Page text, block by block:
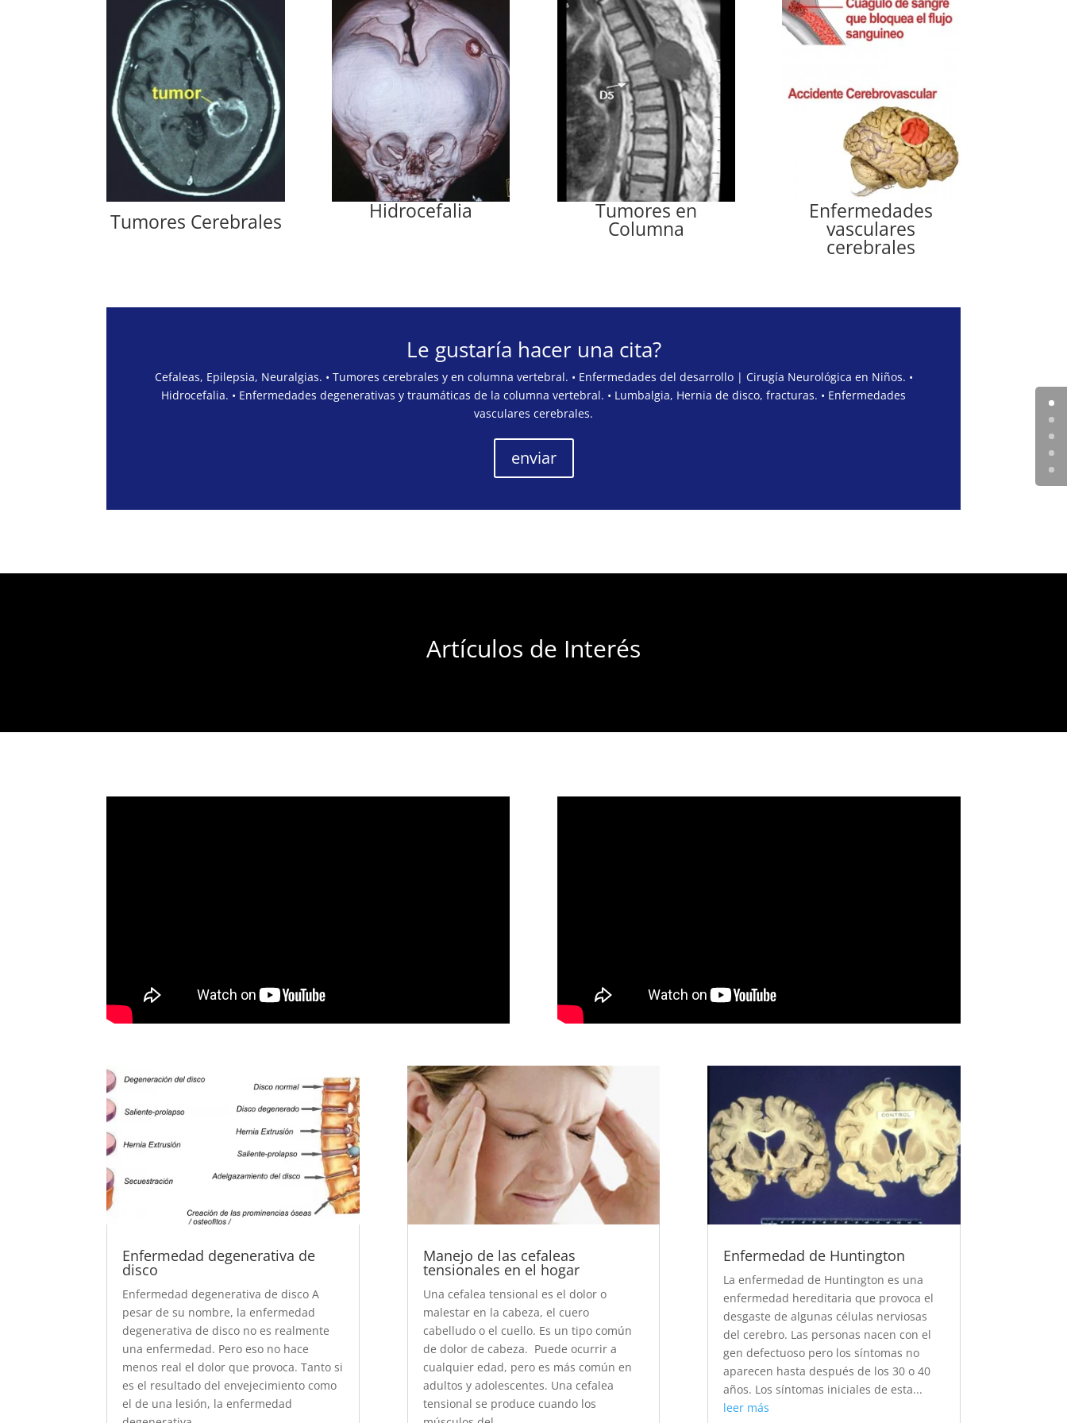
Tumores Cerebrales Hidrocefalia Tumores en
Columna
Enfermedades
vasculares
cerebrales
Le gustaría hacer una cita?
Cefaleas, Epilepsia, Neuralgias. • Tumores cerebrales y en columna vertebral. • Enfermedades del desarrollo | Cirugía Neurológica en Niños. •
Hidrocefalia. • Enfermedades degenerativas y traumáticas de la columna vertebral. • Lumbalgia, Hernia de disco, fracturas. • Enfermedades
vasculares cerebrales.
enviar
Artículos de Interés
Enfermedad degenerativa de
disco
Enfermedad degenerativa de disco A
pesar de su nombre, la enfermedad
degenerativa de disco no es realmente
una enfermedad. Pero eso no hace
menos real el dolor que provoca. Tanto si
es el resultado del envejecimiento como
el de una lesión, la enfermedad
Manejo de las cefaleas
tensionales en el hogar
Una cefalea tensional es el dolor o
malestar en la cabeza, el cuero
cabelludo o el cuello. Es un tipo común
de dolor de cabeza. Puede ocurrir a
cualquier edad, pero es más común en
adultos y adolescentes. Una cefalea
tensional se produce cuando los
Enfermedad de Huntington
La enfermedad de Huntington es una
enfermedad hereditaria que provoca el
desgaste de algunas células nerviosas
del cerebro. Las personas nacen con el
gen defectuoso pero los síntomas no
aparecen hasta después de los 30 o 40
años. Los síntomas iniciales de esta...
leer más